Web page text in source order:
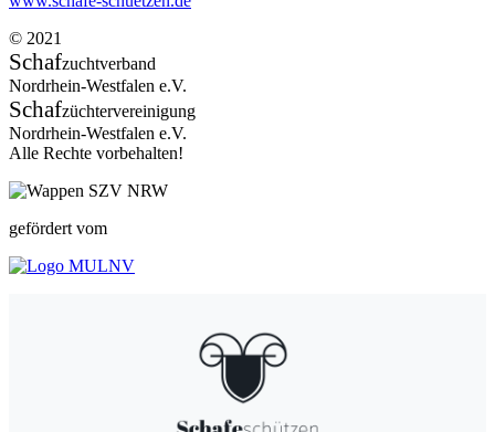
© 2021
Schafzuchtverband
Nordrhein-Westfalen e.V.
Schafzüchtervereinigung
Nordrhein-Westfalen e.V.
Alle Rechte vorbehalten!
gefördert vom